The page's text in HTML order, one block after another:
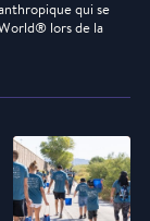
qui se
lors de la